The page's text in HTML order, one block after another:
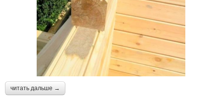
читать дальше →